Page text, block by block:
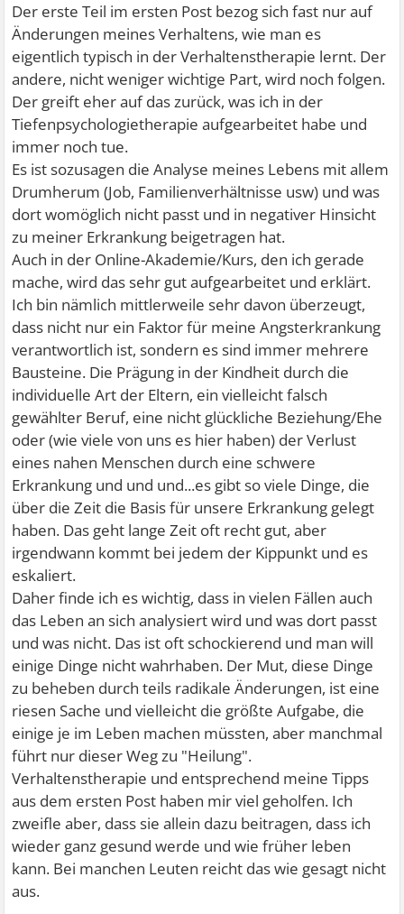
Der erste Teil im ersten Post bezog sich fast nur auf
Änderungen meines Verhaltens, wie man es
eigentlich typisch in der Verhaltenstherapie lernt. Der
andere, nicht weniger wichtige Part, wird noch folgen.
Der greift eher auf das zurück, was ich in der
Tiefenpsychologietherapie aufgearbeitet habe und
immer noch tue.
Es ist sozusagen die Analyse meines Lebens mit allem
Drumherum (Job, Familienverhältnisse usw) und was
dort womöglich nicht passt und in negativer Hinsicht
zu meiner Erkrankung beigetragen hat.
Auch in der Online-Akademie/Kurs, den ich gerade
mache, wird das sehr gut aufgearbeitet und erklärt.
Ich bin nämlich mittlerweile sehr davon überzeugt,
dass nicht nur ein Faktor für meine Angsterkrankung
verantwortlich ist, sondern es sind immer mehrere
Bausteine. Die Prägung in der Kindheit durch die
individuelle Art der Eltern, ein vielleicht falsch
gewählter Beruf, eine nicht glückliche Beziehung/Ehe
oder (wie viele von uns es hier haben) der Verlust
eines nahen Menschen durch eine schwere
Erkrankung und und und...es gibt so viele Dinge, die
über die Zeit die Basis für unsere Erkrankung gelegt
haben. Das geht lange Zeit oft recht gut, aber
irgendwann kommt bei jedem der Kippunkt und es
eskaliert.
Daher finde ich es wichtig, dass in vielen Fällen auch
das Leben an sich analysiert wird und was dort passt
und was nicht. Das ist oft schockierend und man will
einige Dinge nicht wahrhaben. Der Mut, diese Dinge
zu beheben durch teils radikale Änderungen, ist eine
riesen Sache und vielleicht die größte Aufgabe, die
einige je im Leben machen müssten, aber manchmal
führt nur dieser Weg zu "Heilung".
Verhaltenstherapie und entsprechend meine Tipps
aus dem ersten Post haben mir viel geholfen. Ich
zweifle aber, dass sie allein dazu beitragen, dass ich
wieder ganz gesund werde und wie früher leben
kann. Bei manchen Leuten reicht das wie gesagt nicht
aus.